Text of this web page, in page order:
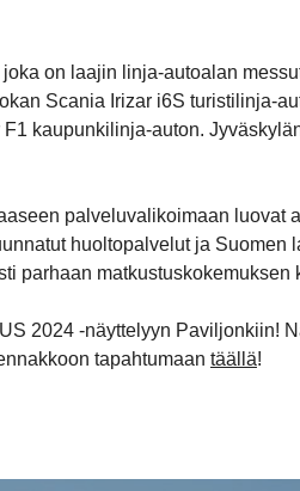
on laajin linja-autoalan
Scania Irizar i6S turistilinja-
kaupunkilinja-auton.
palveluvalikoimaan luovat
huoltopalvelut ja Suomen
parhaan
2024 -näyttelyyn Paviljonkiin!
tapahtumaan täällä!